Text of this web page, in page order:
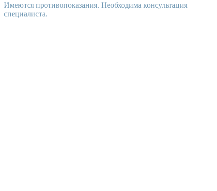
Имеются противопоказания. Необходима консультация
специалиста.